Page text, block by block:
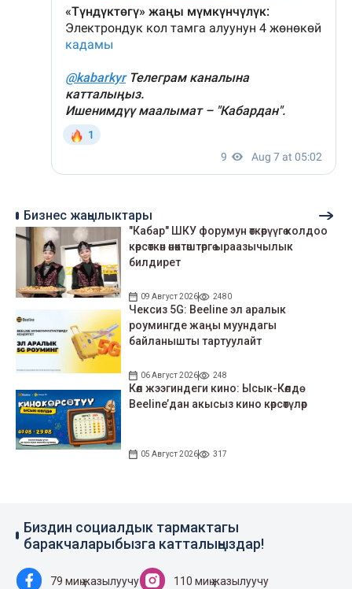
Бизнес жаңылыктары
"Кабар" ШКУ форумун өткөрүүгө колдоо
көрсөткөн өнөктөштөргө ыраазычылык
билдирет
09 Август 2026 2480
Чексиз 5G: Beeline эл аралык
роумингде жаңы муундагы
байланышты тартуулайт
06 Август 2026 248
Көл жээгиндеги кино: Ысык-Көлдө
Beeline’дан акысыз кино көрсөтүлөр
05 Август 2026 317
Биздин социалдык тармактагы
баракчаларыбызга катталыңыздар!
79 миң жазылуучу 110 миң жазылуучу